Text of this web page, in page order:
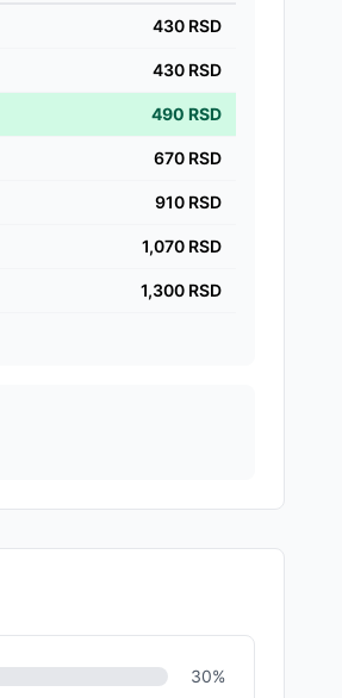
430 RSD
430 RSD
490 RSD
670 RSD
910 RSD
1,070 RSD
1,300 RSD
30%